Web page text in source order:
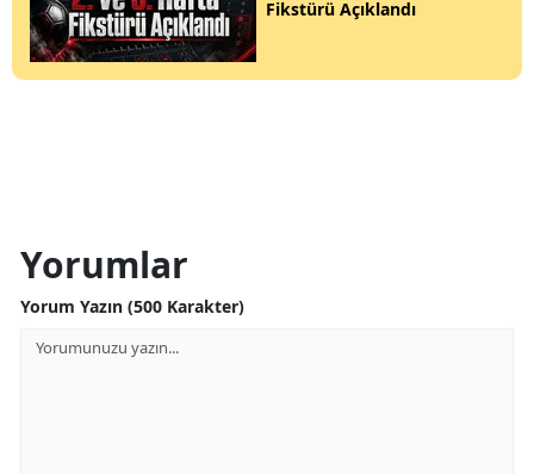
Fikstürü Açıklandı
Yorumlar
Yorum Yazın (500 Karakter)